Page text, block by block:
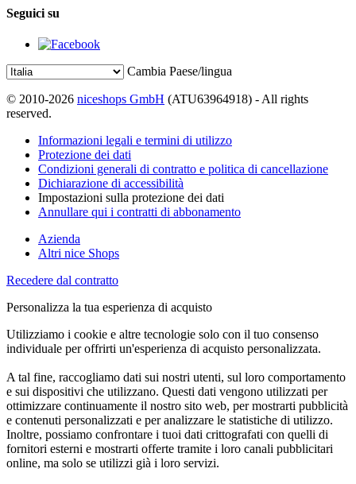
Seguici su
Cambia Paese/lingua
© 2010-2026 niceshops GmbH (ATU63964918) - All rights
reserved.
Informazioni legali e termini di utilizzo
Protezione dei dati
Condizioni generali di contratto e politica di cancellazione
Dichiarazione di accessibilità
Impostazioni sulla protezione dei dati
Annullare qui i contratti di abbonamento
Azienda
Altri nice Shops
Recedere dal contratto
Personalizza la tua esperienza di acquisto
Utilizziamo i cookie e altre tecnologie solo con il tuo consenso
individuale per offrirti un'esperienza di acquisto personalizzata.
A tal fine, raccogliamo dati sui nostri utenti, sul loro comportamento
e sui dispositivi che utilizzano. Questi dati vengono utilizzati per
ottimizzare continuamente il nostro sito web, per mostrarti pubblicità
e contenuti personalizzati e per analizzare le statistiche di utilizzo.
Inoltre, possiamo confrontare i tuoi dati crittografati con quelli di
fornitori esterni e mostrarti offerte tramite i loro canali pubblicitari
online, ma solo se utilizzi già i loro servizi.